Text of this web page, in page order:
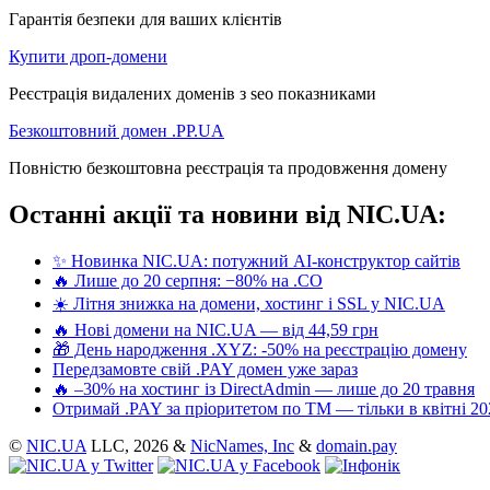
Гарантія безпеки для ваших клієнтів
Купити дроп-домени
Реєстрація видалених доменів з seo показниками
Безкоштовний домен .PP.UA
Повністю безкоштовна реєстрація та продовження домену
Останні акції та новини від NIC.UA:
✨ Новинка NIC.UA: потужний AI-конструктор сайтів
🔥 Лише до 20 серпня: −80% на .CO
☀️ Літня знижка на домени, хостинг і SSL у NIC.UA
🔥 Нові домени на NIC.UA — від 44,59 грн
🎁 День народження .XYZ: -50% на реєстрацію домену
Передзамовте свій .PAY домен уже зараз
🔥 –30% на хостинг із DirectAdmin — лише до 20 травня
Отримай .PAY за пріоритетом по ТМ — тільки в квітні
© NIC.UA LLC, 2026 & NicNames, Inc & domain.pay